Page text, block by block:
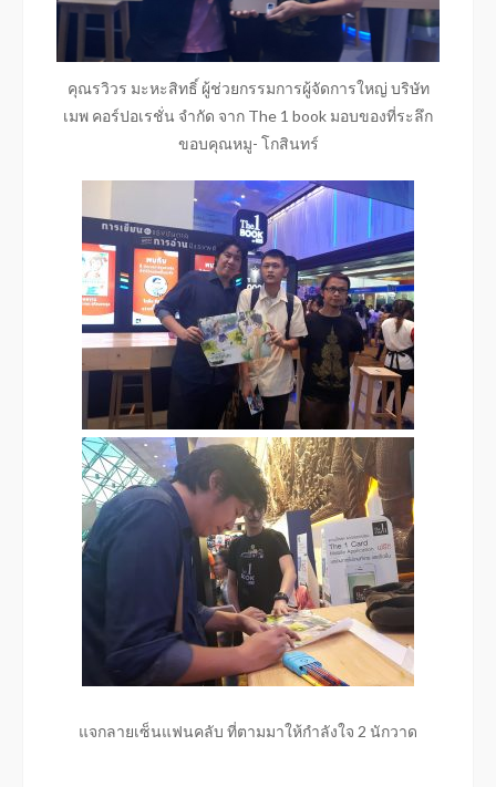
คุณรวิวร มะหะสิทธิ์ ผู้ช่วยกรรมการผู้จัดการใหญ่ บริษัท
เมพ คอร์ปอเรชั่น จำกัด จาก The 1 book มอบของที่ระลึก
ขอบคุณหมู- โกสินทร์
แจกลายเซ็นแฟนคลับ ที่ตามมาให้กำลังใจ 2 นักวาด